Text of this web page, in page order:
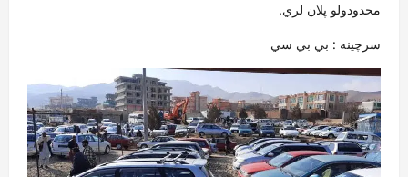
محدودولو پلان لري.
سرچینه : بي بي سي